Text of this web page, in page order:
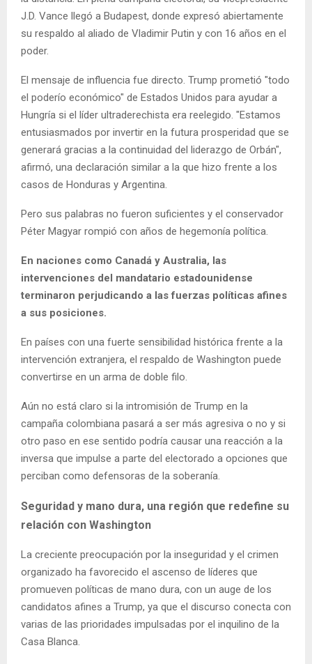
J.D. Vance llegó a Budapest, donde expresó abiertamente
su respaldo al aliado de Vladimir Putin y con 16 años en el
poder.
El mensaje de influencia fue directo. Trump prometió "todo
el poderío económico" de Estados Unidos para ayudar a
Hungría si el líder ultraderechista era reelegido. "Estamos
entusiasmados por invertir en la futura prosperidad que se
generará gracias a la continuidad del liderazgo de Orbán",
afirmó, una declaración similar a la que hizo frente a los
casos de Honduras y Argentina.
Pero sus palabras no fueron suficientes y el conservador
Péter Magyar rompió con años de hegemonía política.
En naciones como Canadá y Australia, las
intervenciones del mandatario estadounidense
terminaron perjudicando a las fuerzas políticas afines
a sus posiciones.
En países con una fuerte sensibilidad histórica frente a la
intervención extranjera, el respaldo de Washington puede
convertirse en un arma de doble filo.
Aún no está claro si la intromisión de Trump en la
campaña colombiana pasará a ser más agresiva o no y si
otro paso en ese sentido podría causar una reacción a la
inversa que impulse a parte del electorado a opciones que
perciban como defensoras de la soberanía.
Seguridad y mano dura, una región que redefine su
relación con Washington
La creciente preocupación por la inseguridad y el crimen
organizado ha favorecido el ascenso de líderes que
promueven políticas de mano dura, con un auge de los
candidatos afines a Trump, ya que el discurso conecta con
varias de las prioridades impulsadas por el inquilino de la
Casa Blanca.